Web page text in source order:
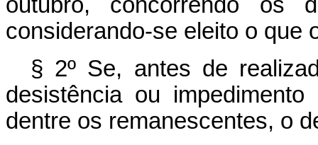
considerando-se eleito o que
§ 2º Se, antes de
desistência ou
dentre os remanescentes, o